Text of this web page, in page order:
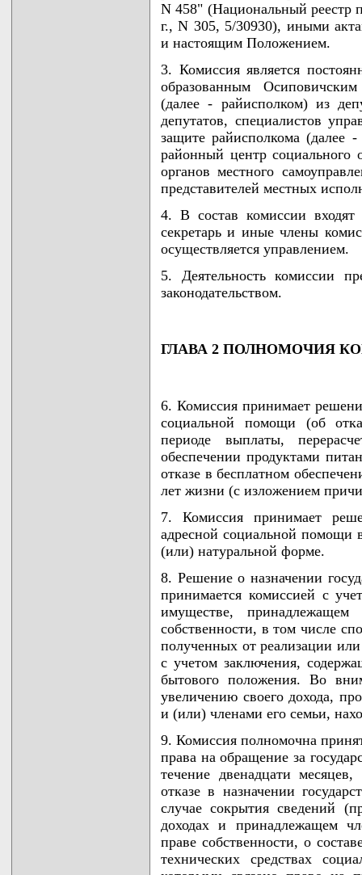
N 458" (Национальный реестр
г., N 305, 5/30930), иными
и настоящим Положением.
3. Комиссия является
образованным
(далее - райисполком) из
депутатов, специалистов
защите райисполкома (далее
районный центр социального
органов местного
представителей местных
4. В состав комиссии входят
секретарь и иные члены
осуществляется управлением.
5. Деятельность комиссии
законодательством.
ГЛАВА 2 ПОЛНОМОЧИЯ
6. Комиссия принимает
социальной помощи (об
периоде выплаты,
обеспечении продуктами
отказе в бесплатном
лет жизни (с изложением
7. Комиссия принимает
адресной социальной помощи
(или) натуральной форме.
8. Решение о назначении
принимается комиссией с
имуществе,
собственности, в том числе
полученных от реализации
с учетом заключения,
бытового положения. Во
увеличению своего дохода,
и (или) членами его семьи,
9. Комиссия полномочна
права на обращение за
течение двенадцати
отказе в назначении
случае сокрытия сведений
доходах и принадлежащем
праве собственности, о
технических средствах